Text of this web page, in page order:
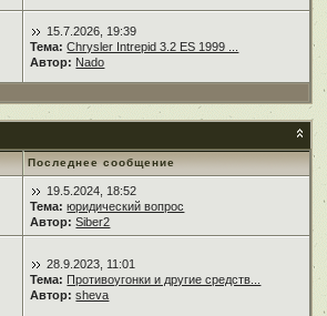
15.7.2026, 19:39
Тема: Chrysler Intrepid 3.2 ES 1999 ...
Автор: Nado
Последнее сообщение
19.5.2024, 18:52
Тема: юридический вопрос
Автор: Siber2
28.9.2023, 11:01
Тема: Противоугонки и другие средств...
Автор: sheva